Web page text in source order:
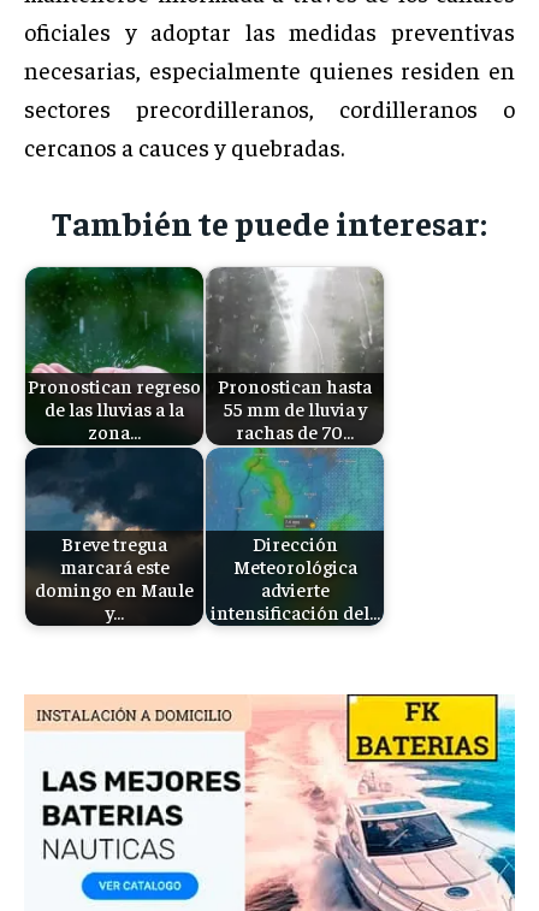
oficiales y adoptar las medidas preventivas
necesarias, especialmente quienes residen en
sectores precordilleranos, cordilleranos o
cercanos a cauces y quebradas.
También te puede interesar:
Pronostican regreso
de las lluvias a la
zona…
Pronostican hasta
55 mm de lluvia y
rachas de 70…
Breve tregua
marcará este
domingo en Maule
y…
Dirección
Meteorológica
advierte
intensificación del…